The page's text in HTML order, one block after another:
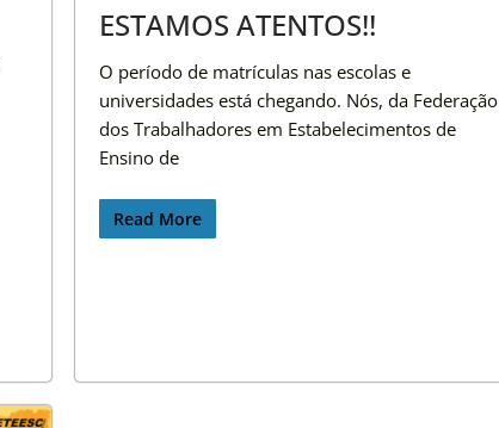
ESTAMOS ATENTOS!!
O período de matrículas nas escolas e
universidades está chegando. Nós, da Federação
dos Trabalhadores em Estabelecimentos de
Ensino de
Read More